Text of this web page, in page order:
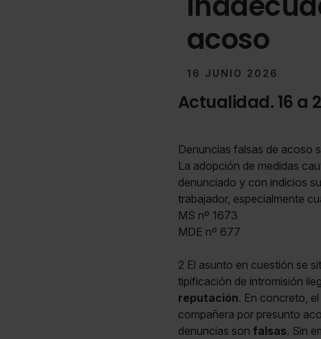
acoso
16 JUNIO 2026
Actualidad. 16 a
Denuncias falsas de acoso
La adopción de medidas
denunciado y con indicios
trabajador, especialmente
MS nº 1673
MDE nº 677
2 El asunto en cuestión se
tipificación de intromisión
reputación. En concreto,
compañera por presunto
denuncias son falsas. Sin